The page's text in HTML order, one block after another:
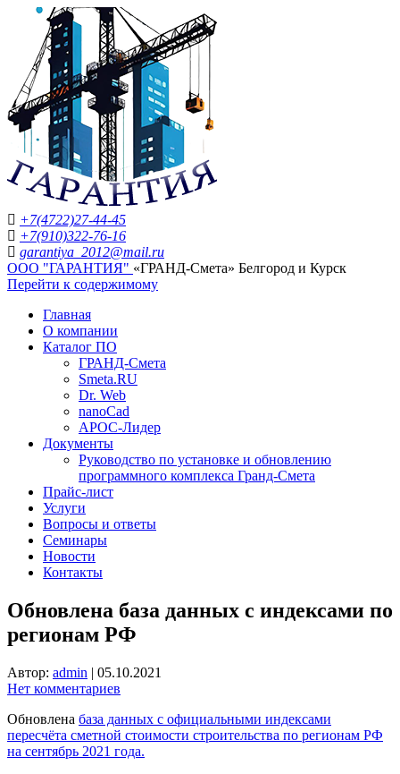
+7(4722)27-44-45
+7(910)322-76-16
garantiya_2012@mail.ru
ООО "ГАРАНТИЯ" «ГРАНД-Смета» Белгород и Курск
Перейти к содержимому
Главная
О компании
Каталог ПО
ГРАНД-Смета
Smeta.RU
Dr. Web
nanoCad
АРОС-Лидер
Документы
Руководство по установке и обновлению
программного комплекса Гранд-Смета
Прайс-лист
Услуги
Вопросы и ответы
Семинары
Новости
Контакты
Обновлена база данных с индексами по
регионам РФ
Автор: admin | 05.10.2021
Нет комментариев
Обновлена база данных с официальными индексами
пересчёта сметной стоимости строительства по регионам РФ
на сентябрь 2021 года.